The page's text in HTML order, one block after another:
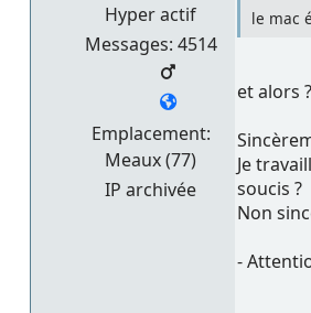
Hyper actif
Messages: 4514
Emplacement:
Meaux (77)
IP archivée
le mac
et alors ?
Je
soucis ?
Non
-